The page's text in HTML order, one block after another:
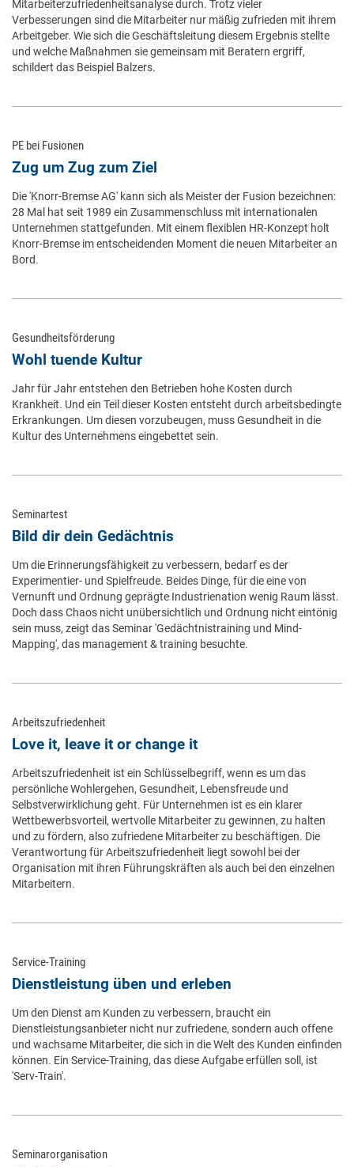
Mitarbeiterzufriedenheitsanalyse durch. Trotz vieler
Verbesserungen sind die Mitarbeiter nur mäßig zufrieden mit ihrem
Arbeitgeber. Wie sich die Geschäftsleitung diesem Ergebnis stellte
und welche Maßnahmen sie gemeinsam mit Beratern ergriff,
schildert das Beispiel Balzers.
PE bei Fusionen
Zug um Zug zum Ziel
Die 'Knorr-Bremse AG' kann sich als Meister der Fusion bezeichnen:
28 Mal hat seit 1989 ein Zusammenschluss mit internationalen
Unternehmen stattgefunden. Mit einem flexiblen HR-Konzept holt
Knorr-Bremse im entscheidenden Moment die neuen Mitarbeiter an
Bord.
Gesundheitsförderung
Wohl tuende Kultur
Jahr für Jahr entstehen den Betrieben hohe Kosten durch
Krankheit. Und ein Teil dieser Kosten entsteht durch arbeitsbedingte
Erkrankungen. Um diesen vorzubeugen, muss Gesundheit in die
Kultur des Unternehmens eingebettet sein.
Seminartest
Bild dir dein Gedächtnis
Um die Erinnerungsfähigkeit zu verbessern, bedarf es der
Experimentier- und Spielfreude. Beides Dinge, für die eine von
Vernunft und Ordnung geprägte Industrienation wenig Raum lässt.
Doch dass Chaos nicht unübersichtlich und Ordnung nicht eintönig
sein muss, zeigt das Seminar 'Gedächtnistraining und Mind-
Mapping', das management & training besuchte.
Arbeitszufriedenheit
Love it, leave it or change it
Arbeitszufriedenheit ist ein Schlüsselbegriff, wenn es um das
persönliche Wohlergehen, Gesundheit, Lebensfreude und
Selbstverwirklichung geht. Für Unternehmen ist es ein klarer
Wettbewerbsvorteil, wertvolle Mitarbeiter zu gewinnen, zu halten
und zu fördern, also zufriedene Mitarbeiter zu beschäftigen. Die
Verantwortung für Arbeitszufriedenheit liegt sowohl bei der
Organisation mit ihren Führungskräften als auch bei den einzelnen
Mitarbeitern.
Service-Training
Dienstleistung üben und erleben
Um den Dienst am Kunden zu verbessern, braucht ein
Dienstleistungsanbieter nicht nur zufriedene, sondern auch offene
und wachsame Mitarbeiter, die sich in die Welt des Kunden einfinden
können. Ein Service-Training, das diese Aufgabe erfüllen soll, ist
'Serv-Train'.
Seminarorganisation